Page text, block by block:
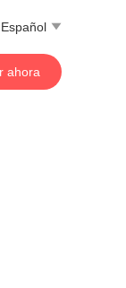
Español 
ahora